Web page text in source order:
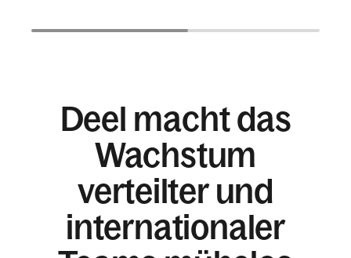
Deel macht das
Wachstum
verteilter und
internationaler